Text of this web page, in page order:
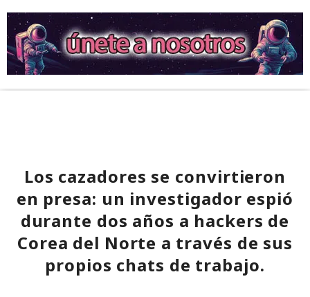
Los cazadores se convirtieron
en presa: un investigador espió
durante dos años a hackers de
Corea del Norte a través de sus
propios chats de trabajo.